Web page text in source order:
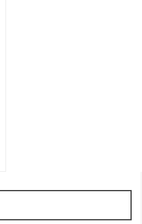
muss warten“